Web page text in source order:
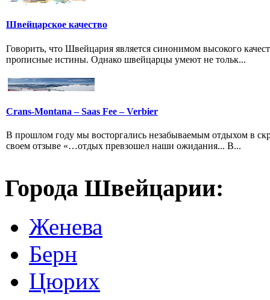
Швейцарское качество
Говорить, что Швейцария является синонимом высокого
прописные истины. Однако швейцарцы умеют не тольк...
Crans-Montana – Saas Fee – Verbier
В прошлом году мы восторгались незабываемым отдыхом в
своем отзыве «…отдых превзошел наши ожидания... В...
Города Швейцарии:
Женева
Берн
Цюрих